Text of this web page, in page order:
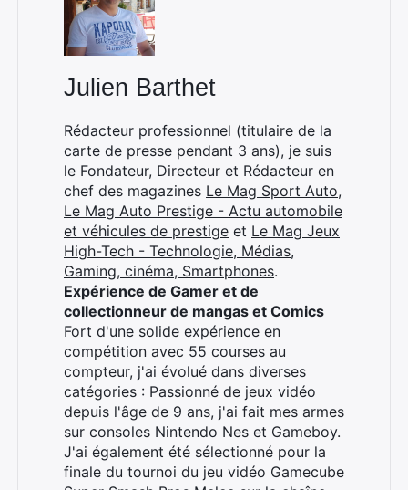
Julien Barthet
Rédacteur professionnel (titulaire de la
carte de presse pendant 3 ans), je suis
le Fondateur, Directeur et Rédacteur en
chef des magazines Le Mag Sport Auto,
Le Mag Auto Prestige - Actu automobile
et véhicules de prestige et Le Mag Jeux
High-Tech - Technologie, Médias,
Gaming, cinéma, Smartphones.
Expérience de Gamer et de
collectionneur de mangas et Comics
Fort d'une solide expérience en
compétition avec 55 courses au
compteur, j'ai évolué dans diverses
catégories : Passionné de jeux vidéo
depuis l'âge de 9 ans, j'ai fait mes armes
sur consoles Nintendo Nes et Gameboy.
J'ai également été sélectionné pour la
finale du tournoi du jeu vidéo Gamecube